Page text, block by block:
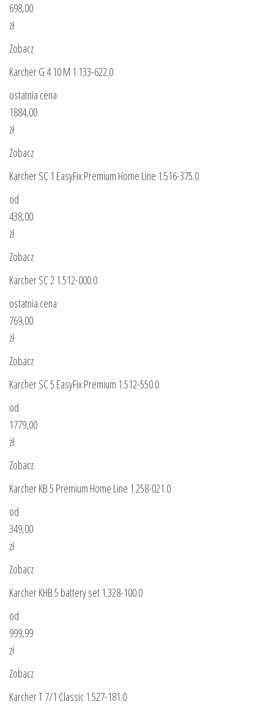
698,00
zł
Zobacz
Karcher G 4.10 M 1.133-622.0
ostatnia cena
1884,00
zł
Zobacz
Karcher SC 1 EasyFix Premium Home Line 1.516-375.0
od
438,00
zł
Zobacz
Karcher SC 2 1.512-000.0
ostatnia cena
769,00
zł
Zobacz
Karcher SC 5 EasyFix Premium 1.512-550.0
od
1779,00
zł
Zobacz
Karcher KB 5 Premium Home Line 1.258-021.0
od
349,00
zł
Zobacz
Karcher KHB 5 battery set 1.328-100.0
od
999,99
zł
Zobacz
Karcher T 7/1 Classic 1.527-181.0